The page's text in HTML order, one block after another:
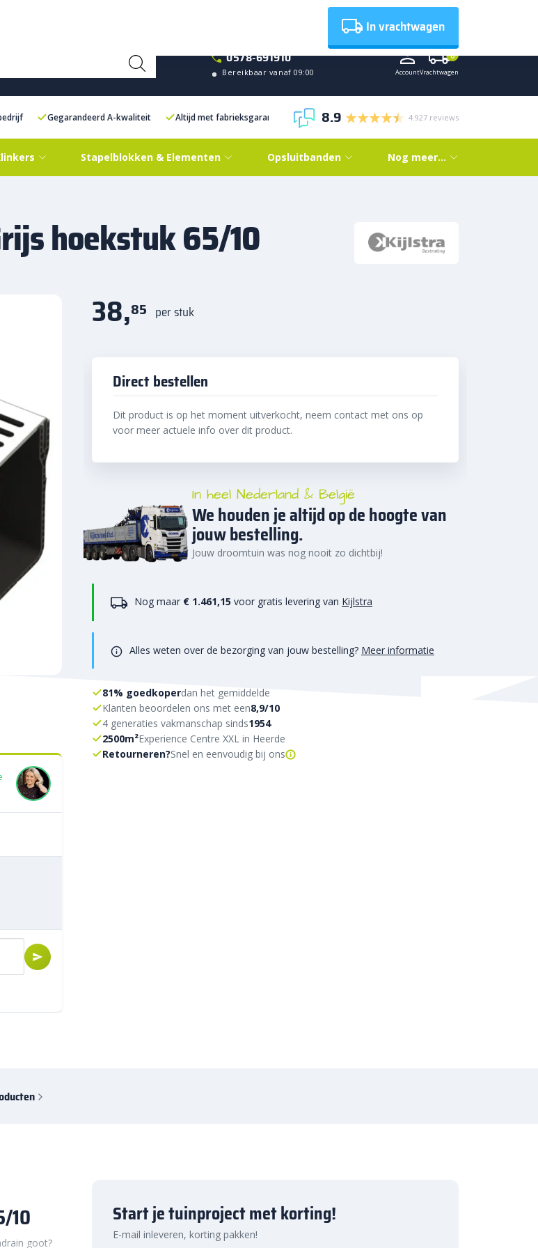
0578-691910
Bereikbaar vanaf 09:00 AccountVrachtwagen
0
Gegarandeerd A-kwaliteit Altijd met fabrieksgarantie 8.9 4.927 reviews
Stapelblokken & Elementen Opsluitbanden Nog meer…
hoekstuk 65/10
38,85 per stuk
Direct bestellen
Dit product is op het moment uitverkocht, neem contact met ons op
voor meer actuele info over dit product.
In heel Nederland & België
We houden je altijd op de hoogte van
jouw bestelling.
Jouw droomtuin was nog nooit zo dichtbij!
Nog maar € 1.461,15 voor gratis levering van Kijlstra
Alles weten over de bezorging van jouw bestelling? Meer informatie
81% goedkoperdan het gemiddelde
Klanten beoordelen ons met een8,9/10
4 generaties vakmanschap sinds1954
2500m²Experience Centre XXL in Heerde
Retourneren?Snel en eenvoudig bij ons
10
goot?
Start je tuinproject met korting!
E-mail inleveren, korting pakken!
In vrachtwagen